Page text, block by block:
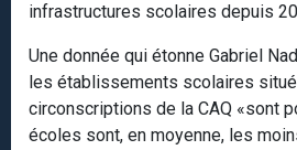
infrastructures scolaires depuis
Une donnée qui étonne Gabriel
les établissements scolaires
circonscriptions de la CAQ «sont
écoles sont, en moyenne, les